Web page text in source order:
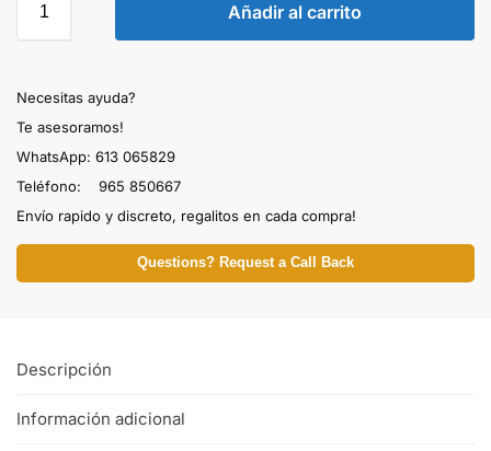
Añadir al carrito
Necesitas ayuda?
Te asesoramos!
WhatsApp: 613 065829
Teléfono: 965 850667
Envío rapido y discreto, regalitos en cada compra!
Questions? Request a Call Back
Descripción
Información adicional